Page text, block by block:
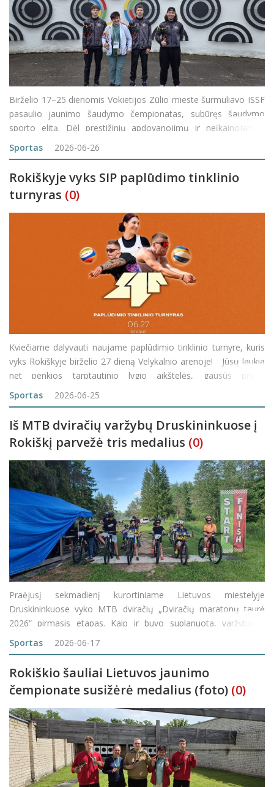
Birželio 17–25 dienomis Vokietijos Zūlio mieste šurmuliavo ISSF
pasaulio jaunimo šaudymo čempionatas, subūręs šaudymo
sporto elitą. Dėl prestižinių apdovanojimų ir neįkainojamos
valstybių. Kiekvienas
Sportas 2026-06-26
Rokiškyje vyks SIP paplūdimo tinklinio
turnyras (0)
Kviečiame dalyvauti naujame paplūdimio tinklinio turnyre, kuris
vyks Rokiškyje birželio 27 dieną Velykalnio arenoje! Jūsų laukia
net penkios tarptautinio lygio aikštelės, gausūs prizai,
ir ypatinga nuotaika!
Sportas 2026-06-25
Iš MTB dviračių varžybų Druskininkuose į
Rokiškį parvežė tris medalius (0)
Praėjusį sekmadienį kurortiniame Lietuvos miestelyje
Druskininkuose vyko MTB dviračių „Dviračių maratonų taurė
2026“ pirmasis etapas. Kaip ir buvo suplanuota, varžybose,
sporto klubo „Viesulas“ dviratininkų
Sportas 2026-06-17
Rokiškio šauliai Lietuvos jaunimo
čempionate susižėrė medalius (foto) (0)